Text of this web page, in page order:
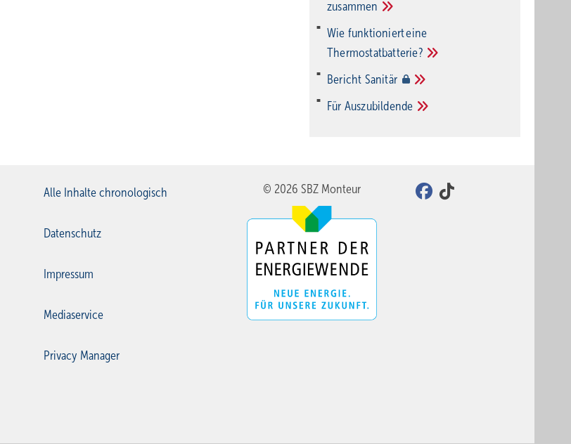
zusammen
Wie funktioniert eine
Thermostatbatterie?
Bericht Sanitär
Für Auszubildende
Alle Inhalte chronologisch
Datenschutz
Impressum
Mediaservice
Privacy Manager
© 2026 SBZ Monteur